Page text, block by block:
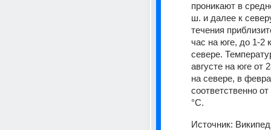
проникают в
ш. и далее к
течения
час на юге, до 1-2
севере.
августе на юге от
на севере, в
соответственно
°C.
Источник: